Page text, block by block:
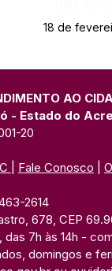
18 de
AO
- Estado do Acre
20
Fale Conosco
2614
678, CEP
7h às 14h -
domingos e